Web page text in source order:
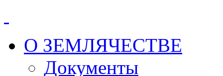
О ЗЕМЛЯЧЕСТВЕ
Документы